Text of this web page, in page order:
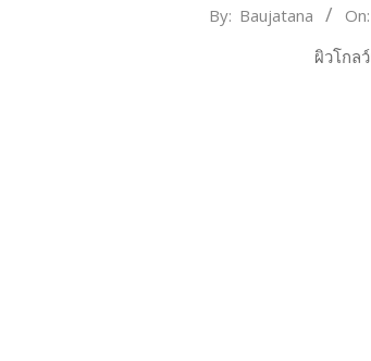
By: Baujatana On:
ผิวโกล